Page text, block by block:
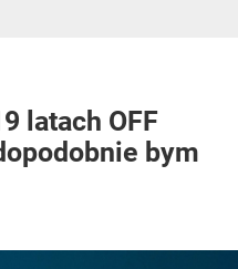
latach OFF
bym